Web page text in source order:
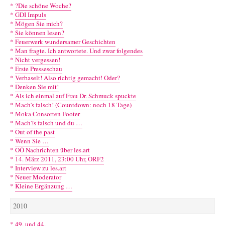
* ?Die schöne Woche?
* GDI Impuls
* Mögen Sie mich?
* Sie können lesen?
* Feuerwerk wundersamer Geschichten
* Man fragte. Ich antwortete. Und zwar folgendes
* Nicht vergessen!
* Erste Presseschau
* Verbaselt! Also richtig gemacht! Oder?
* Denken Sie mit!
* Als ich einmal auf Frau Dr. Schmuck spuckte
* Mach’s falsch! (Countdown: noch 18 Tage)
* Moka Consorten Footer
* Mach?s falsch und du …
* Out of the past
* Wenn Sie …
* OÖ Nachrichten über les.art
* 14. März 2011, 23:00 Uhr, ORF2
* Interview zu les.art
* Neuer Moderator
* Kleine Ergänzung …
2010
* 49. und 44.